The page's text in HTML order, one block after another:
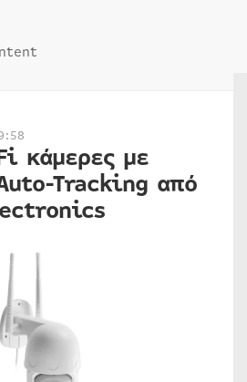
κάμερες με
Tracking από